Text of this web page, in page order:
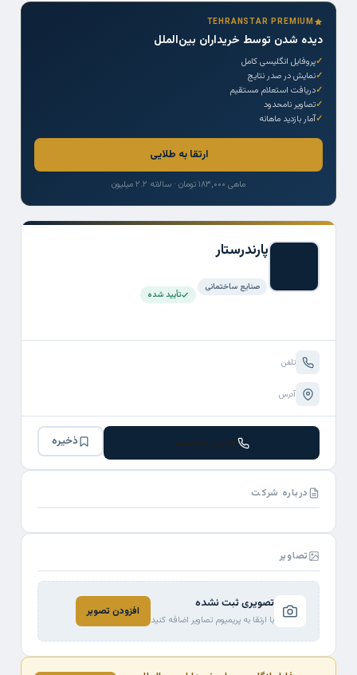
پارندرستار
صنایع ساختمانی
تأیید شده
تلفن
آدرس
تماس مستقیم ذخیره
درباره شرکت
تصاویر
تصویری ثبت نشده
با ارتقا به پریمیوم تصاویر اضافه کنید
افزودن تصویر
TEHRANSTAR PREMIUM
دیده شدن توسط خریداران بین‌الملل
پروفایل انگلیسی کامل
نمایش در صدر نتایج
دریافت استعلام مستقیم
تصاویر نامحدود
آمار بازدید ماهانه
ارتقا به طلایی
ماهی ۱۸۳,۰۰۰ تومان · سالانه ۲.۲ میلیون